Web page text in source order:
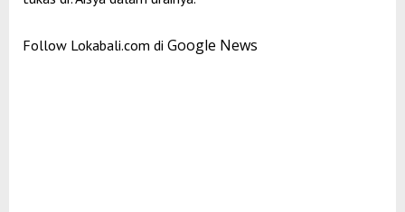
Follow Lokabali.com di Google News